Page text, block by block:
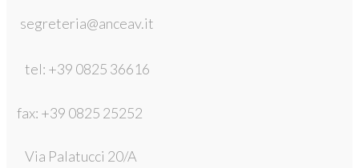
segreteria@anceav.it
tel: +39 0825 36616
fax: +39 0825 25252
Via Palatucci 20/A